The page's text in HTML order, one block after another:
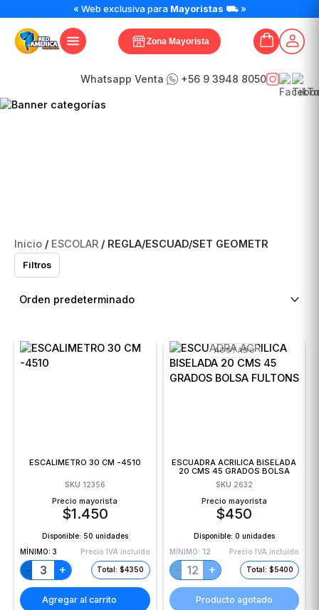
« Web exclusiva para Mayoristas ⛟ »
Zona Mayorista
Whatsapp Venta +56 9 3948 8050
Inicio / ESCOLAR / REGLA/ESCUAD/SET GEOMETR
Filtros
ESCALIMETRO 30 CM -4510
SKU 12356
Precio mayorista
$1.450
Disponible: 50 unidades
MÍNIMO: 3 Precio IVA incluido
− + Total: $4350
Agregar al carrito
AGOTADO
ESCUADRA ACRILICA BISELADA
20 CMS 45 GRADOS BOLSA
FULTONS
SKU 2632
Precio mayorista
$450
Disponible: 0 unidades
MÍNIMO: 12 Precio IVA incluido
− + Total: $5400
Producto agotado